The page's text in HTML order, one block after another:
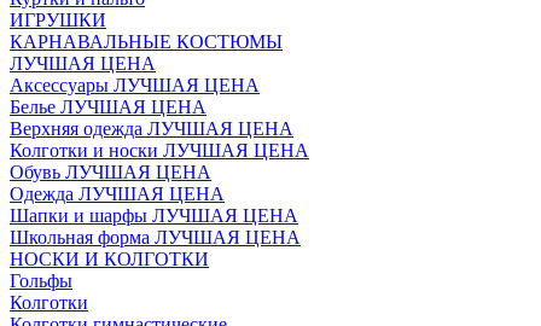
ИГРУШКИ
КАРНАВАЛЬНЫЕ КОСТЮМЫ
ЛУЧШАЯ ЦЕНА
Аксессуары ЛУЧШАЯ ЦЕНА
Белье ЛУЧШАЯ ЦЕНА
Верхняя одежда ЛУЧШАЯ ЦЕНА
Колготки и носки ЛУЧШАЯ ЦЕНА
Обувь ЛУЧШАЯ ЦЕНА
Одежда ЛУЧШАЯ ЦЕНА
Шапки и шарфы ЛУЧШАЯ ЦЕНА
Школьная форма ЛУЧШАЯ ЦЕНА
НОСКИ И КОЛГОТКИ
Гольфы
Колготки